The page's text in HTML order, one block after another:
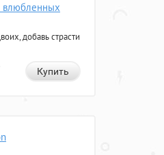
влюбленных
добавь страсти
Купить